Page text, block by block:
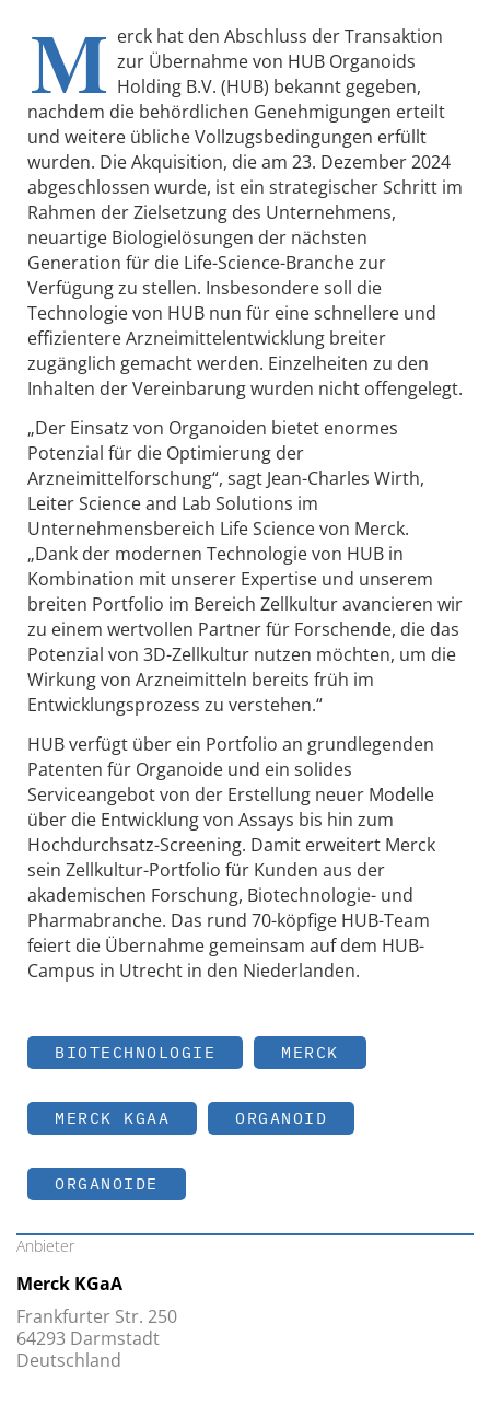
M erck hat den Abschluss der Transaktion
zur Übernahme von HUB Organoids
Holding B.V. (HUB) bekannt gegeben,
nachdem die behördlichen Genehmigungen erteilt
und weitere übliche Vollzugsbedingungen erfüllt
wurden. Die Akquisition, die am 23. Dezember 2024
abgeschlossen wurde, ist ein strategischer Schritt im
Rahmen der Zielsetzung des Unternehmens,
neuartige Biologielösungen der nächsten
Generation für die Life-Science-Branche zur
Verfügung zu stellen. Insbesondere soll die
Technologie von HUB nun für eine schnellere und
effizientere Arzneimittelentwicklung breiter
zugänglich gemacht werden. Einzelheiten zu den
Inhalten der Vereinbarung wurden nicht offengelegt.
„Der Einsatz von Organoiden bietet enormes
Potenzial für die Optimierung der
Arzneimittelforschung“, sagt Jean-Charles Wirth,
Leiter Science and Lab Solutions im
Unternehmensbereich Life Science von Merck.
„Dank der modernen Technologie von HUB in
Kombination mit unserer Expertise und unserem
breiten Portfolio im Bereich Zellkultur avancieren wir
zu einem wertvollen Partner für Forschende, die das
Potenzial von 3D-Zellkultur nutzen möchten, um die
Wirkung von Arzneimitteln bereits früh im
Entwicklungsprozess zu verstehen.“
HUB verfügt über ein Portfolio an grundlegenden
Patenten für Organoide und ein solides
Serviceangebot von der Erstellung neuer Modelle
über die Entwicklung von Assays bis hin zum
Hochdurchsatz-Screening. Damit erweitert Merck
sein Zellkultur-Portfolio für Kunden aus der
akademischen Forschung, Biotechnologie- und
Pharmabranche. Das rund 70-köpfige HUB-Team
feiert die Übernahme gemeinsam auf dem HUB-
Campus in Utrecht in den Niederlanden.
BIOTECHNOLOGIE MERCK
MERCK KGAA ORGANOID
ORGANOIDE
Anbieter
Merck KGaA
Frankfurter Str. 250
64293 Darmstadt
Deutschland